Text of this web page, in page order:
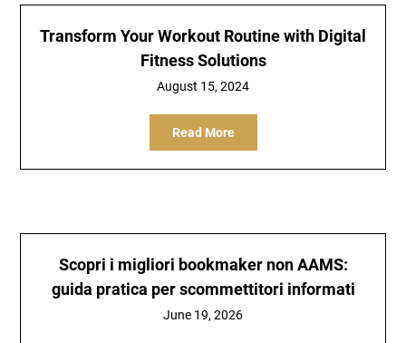
Transform Your Workout Routine with Digital
Fitness Solutions
August 15, 2024
Read More
Scopri i migliori bookmaker non AAMS:
guida pratica per scommettitori informati
June 19, 2026